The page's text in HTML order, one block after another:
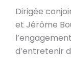
Dirigée
et Jérôme
d’entretenir